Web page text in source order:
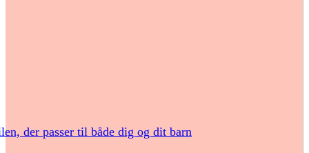
der passer til både dig og dit barn